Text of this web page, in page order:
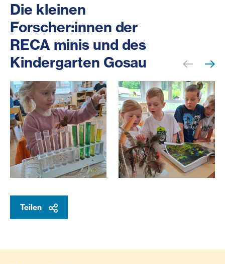
Die kleinen
Forscher:innen der
RECA minis und des
Kindergarten Gosau
Teilen